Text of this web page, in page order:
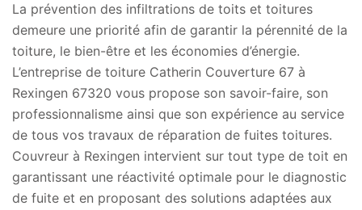
La prévention des infiltrations de toits et toitures
demeure une priorité afin de garantir la pérennité de la
toiture, le bien-être et les économies d’énergie.
L’entreprise de toiture Catherin Couverture 67 à
Rexingen 67320 vous propose son savoir-faire, son
professionnalisme ainsi que son expérience au service
de tous vos travaux de réparation de fuites toitures.
Couvreur à Rexingen intervient sur tout type de toit en
garantissant une réactivité optimale pour le diagnostic
de fuite et en proposant des solutions adaptées aux